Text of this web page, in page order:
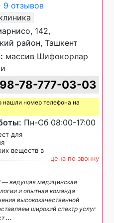
9 отзывов
142,
район, Ташкент
массив Шифокорлар
78-777-03-03
нашли номер телефона на
Пн-Сб 08:00-17:00
для
веществ в
цена по звонку
— ведущая медицинская
и опытная команда
высококачественной
широкий спектр услуг
...